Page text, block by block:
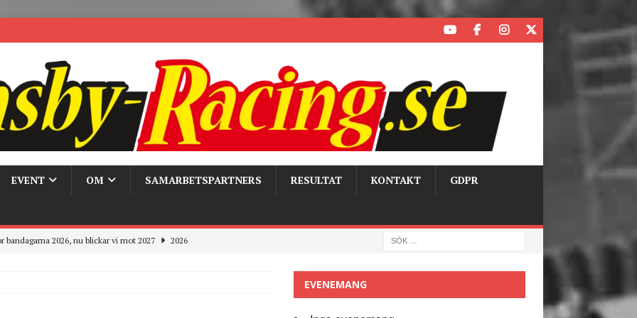
EVENT OM SAMARBETSPARTNERS RESULTAT KONTAKT GDPR
bandagarna 2026, nu blickar vi mot 2027 2026
EVENEMANG